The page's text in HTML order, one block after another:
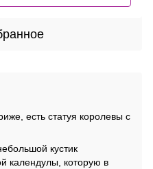
есть статуя королевы с
кустик
календулы, которую в